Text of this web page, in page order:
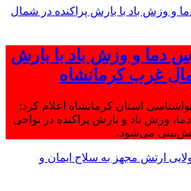
و وزش باد با بارش
غرب کرمانشاه
استان کرمانشاه اعلام کرد:
وزش باد و بارش پراکنده در نواحی
می‌شود.